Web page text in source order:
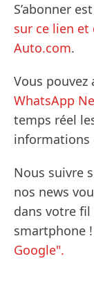
S’abonner
sur ce lien et
Auto.com.
Vous pouvez
WhatsApp
temps réel
informations
Nous suivre
nos news
dans votre
smartphone !
Google".